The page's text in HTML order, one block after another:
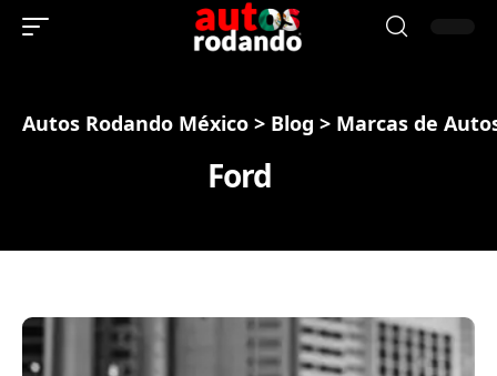
Autos Rodando México > Blog > Marcas de
Ford